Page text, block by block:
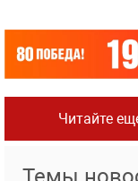
Читайте